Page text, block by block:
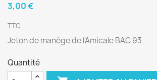
3,00 €
TTC
Jeton de manège de l'Amicale BAC 93
Quantité